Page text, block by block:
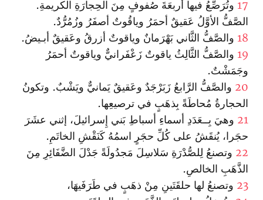
17 وتُرَصِّعُ فيها أربعَةَ صُفوفٍ مِنَ الحِجارَةِ الكريمةِ.
الصَّفُّ الأوَّلُ عَقيقٌ أحمَرُ وياقُوتٌ أصفَرُ وزُمُرُّدٌ.
18 والصَّفُّ الثَّاني بَهْرَمانٌ وياقوتٌ أزرقُ وعَقيقٌ أبـيضُ.
19 والصَّفُّ الثَّالِثُ ياقوتٌ زَعْفَرانيٌّ وياقوتٌ أحمَرُ
وجَمَشْتٌ.
20 والصَّفُّ الرَّابعُ زَبَرْجَدٌ وعَقيقٌ يَمانيٌّ ويَشْبٌ. وتكونُ
الحجارةُ مُحاطَةً بِذهَبٍ في ترصيعِها.
21 وهيَ بِــعَدَدِ أسماءِ أسباطِ بَني إِسرائيلَ، إثني عشَرَ
حجَرا، يُنقَشُ على كُلِّ حجَرٍ ا‏سمُهُ كَنَقْشِ الخاتَمِ.
22 وتصنعُ لِلصُّدْرَةِ سَلاسِلَ مَجدُولَةً جَدْلَ الضَّفَائِرِ مِنَ
الذَّهَبِ الخالصِ.
23 وتصنعُ لها حلقَتَينِ مِنْ ذهَبٍ في طَرَفَيهَا،